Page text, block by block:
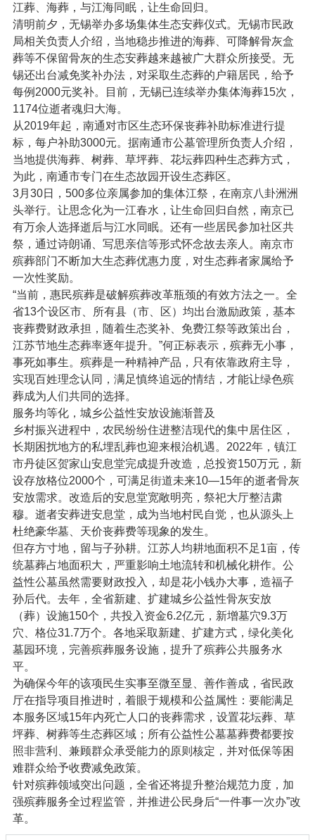
江葬、海葬，与江海同眠，让生命回归。
清明前夕，无锡举办多场集体生态安葬仪式。无锡市民政
局相关负责人介绍，当地稳步推进的海葬、可降解骨灰盒
葬等不保留骨灰的生态安葬越来越被广大群众所接受。无
锡还出台减免奖补办法，对采取生态葬的户籍居民，给予
每例2000元奖补。目前，无锡已连续举办集体海葬15次，
1174位逝者魂归大海。
从2019年起，南通对市区生态环保丧葬补助标准进行提
标，每户补助3000元。据南通市公墓管理所负责人介绍，
当地提供海葬、树葬、草坪葬、花坛葬四种生态葬方式，
为此，南通市专门在生态故园开设生态葬区。
3月30日，500多位亲属参加的集体江祭，在南京八卦洲洲
头举行。让思念化为一江春水，让生命回归自然，南京已
有万余人选择逝后与江水同眠。还有一些居民参加社区共
祭，通过诗朗诵、写思亲信等形式怀念故去亲人。南京市
殡葬部门不断加大生态葬优惠力度，对生态葬者家属给予
一次性奖励。
“当前，惠民殡葬是破解殡葬改革瓶颈的有效方法之一。全
省13个设区市、所有县（市、区）均出台激励政策，基本
丧葬费财政承担，随着生态奖补、免费江祭等政策出台，
江苏节地生态葬率逐年提升。”何正标表示，殡葬无小事，
事死如事生。殡葬是一种精神产品，只有依靠政府主导，
实现百姓理念认同，满足慎终追远的情结，才能让绿色殡
葬成为人们共同的选择。
服务均等化，城乡公益性安放设施渐普及
乡村振兴进程中，农民纷纷住进整洁现代的集中居住区，
长期困扰地方的私埋乱葬也迎来根治机遇。2022年，镇江
市丹徒区贺家山安息堂完成提升改造，总投资150万元，新
设存放格位2000个，可满足街道未来10—15年的逝者骨灰
安放需求。改造后的安息堂宽敞明亮，祭祀大厅整洁肃
穆。逝者安葬进安息堂，成为当地村民自觉，也从源头上
杜绝豪华墓、天价丧葬费等现象的发生。
但存方寸地，留与子孙耕。江苏人均耕地面积不足1亩，传
统墓葬占地面积大，严重影响土地流转和机械化耕作。公
益性公墓虽然需要财政投入，却是花小钱办大事，造福子
孙后代。去年，全省新建、扩建城乡公益性骨灰安放
（葬）设施150个，共投入资金6.2亿元，新增墓穴9.3万
穴、格位31.7万个。各地采取新建、扩建方式，绿化美化
墓园环境，完善殡葬服务设施，提升了殡葬公共服务水
平。
为确保今年的该项民生实事至微至显、善作善成，省民政
厅在指导项目推进时，着眼于规模和公益属性：要能满足
本服务区域15年内死亡人口的丧葬需求，设置花坛葬、草
坪葬、树葬等生态葬区域；所有公益性公墓墓葬费都要按
照非营利、兼顾群众承受能力的原则核定，并对低保等困
难群众给予收费减免政策。
针对殡葬领域突出问题，全省还将提升整治规范力度，加
强殡葬服务全过程监管，并推进公民身后“一件事一次办”改
革。